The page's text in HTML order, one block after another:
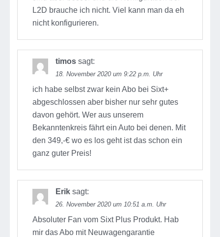
L2D brauche ich nicht. Viel kann man da eh
nicht konfigurieren.
timos sagt:
18. November 2020 um 9:22 p.m. Uhr
ich habe selbst zwar kein Abo bei Sixt+
abgeschlossen aber bisher nur sehr gutes
davon gehört. Wer aus unserem
Bekanntenkreis fährt ein Auto bei denen. Mit
den 349,-€ wo es los geht ist das schon ein
ganz guter Preis!
Erik sagt:
26. November 2020 um 10:51 a.m. Uhr
Absoluter Fan vom Sixt Plus Produkt. Hab
mir das Abo mit Neuwagengarantie